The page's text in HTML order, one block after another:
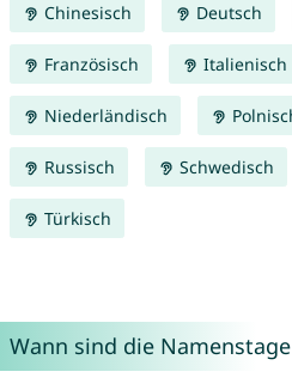
Chinesisch Deutsch
Französisch Italienisch
Niederländisch
Russisch Schwedisch
Türkisch
Wann sind die